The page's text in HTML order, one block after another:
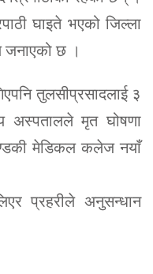
घाइते भएको जिल्ला
जनाएको छ ।
तुलसीप्रसादलाई ३
अस्पतालले मृत घोषणा
मेडिकल कलेज नयाँ
प्रहरीले अनुसन्धान